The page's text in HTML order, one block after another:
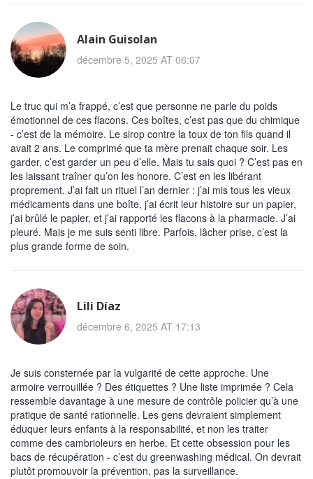
Alain Guisolan
décembre 5, 2025 AT 06:07
Le truc qui m’a frappé, c’est que personne ne parle du poids
émotionnel de ces flacons. Ces boîtes, c’est pas que du chimique
- c’est de la mémoire. Le sirop contre la toux de ton fils quand il
avait 2 ans. Le comprimé que ta mère prenait chaque soir. Les
garder, c’est garder un peu d’elle. Mais tu sais quoi ? C’est pas en
les laissant traîner qu’on les honore. C’est en les libérant
proprement. J’ai fait un rituel l’an dernier : j’ai mis tous les vieux
médicaments dans une boîte, j’ai écrit leur histoire sur un papier,
j’ai brûlé le papier, et j’ai rapporté les flacons à la pharmacie. J’ai
pleuré. Mais je me suis senti libre. Parfois, lâcher prise, c’est la
plus grande forme de soin.
Lili Díaz
décembre 6, 2025 AT 17:13
Je suis consternée par la vulgarité de cette approche. Une
armoire verrouillée ? Des étiquettes ? Une liste imprimée ? Cela
ressemble davantage à une mesure de contrôle policier qu’à une
pratique de santé rationnelle. Les gens devraient simplement
éduquer leurs enfants à la responsabilité, et non les traiter
comme des cambrioleurs en herbe. Et cette obsession pour les
bacs de récupération - c’est du greenwashing médical. On devrait
plutôt promouvoir la prévention, pas la surveillance.